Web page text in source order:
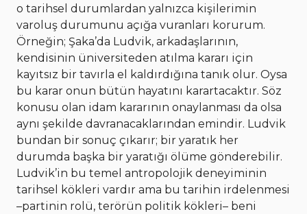
o tarihsel durumlardan yalnızca kişilerimin
varoluş durumunu açığa vuranları korurum.
Örneğin; Şaka’da Ludvik, arkadaşlarının,
kendisinin üniversiteden atılma kararı için
kayıtsız bir tavırla el kaldırdığına tanık olur. Oysa
bu karar onun bütün hayatını karartacaktır. Söz
konusu olan idam kararının onaylanması da olsa
aynı şekilde davranacaklarından emindir. Ludvik
bundan bir sonuç çıkarır; bir yaratık her
durumda başka bir yaratığı ölüme gönderebilir.
Ludvik’in bu temel antropolojik deneyiminin
tarihsel kökleri vardır ama bu tarihin irdelenmesi
–partinin rolü, terörün politik kökleri– beni